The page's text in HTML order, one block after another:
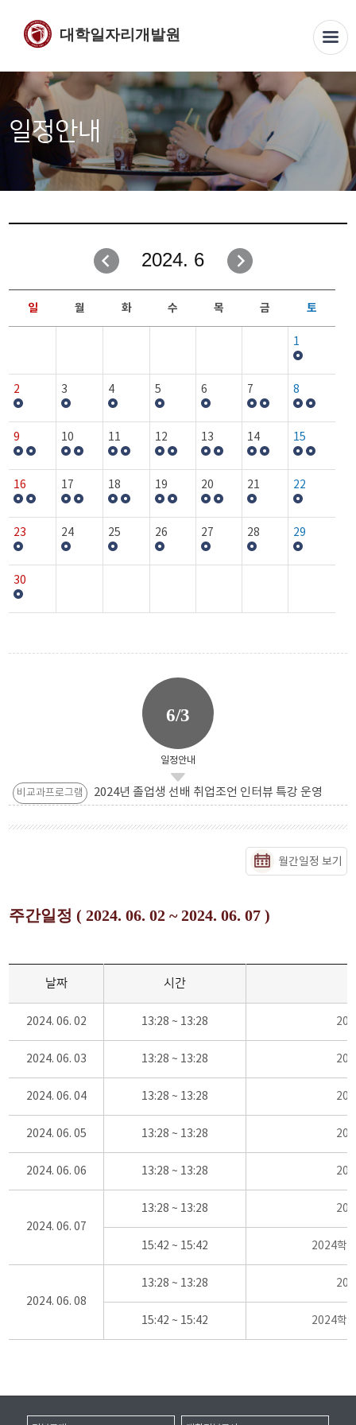
대학일자리개발원
일정안내
2024. 6
일 월 화 수 목 금 토
1
2 3 4 5 6 7 8
9 10 11 12 13 14 15
16 17 18 19 20 21 22
23 24 25 26 27 28 29
30
6/3
일정안내
비교과프로그램 2024년 졸업생 선배 취업조언 인터뷰 특강 운영
월간일정 보기
주간일정 ( 2024. 06. 02 ~ 2024. 06. 07 )
날짜 시간
2024. 06. 02 13:28 ~ 13:28
2024. 06. 03 13:28 ~ 13:28
2024. 06. 04 13:28 ~ 13:28
2024. 06. 05 13:28 ~ 13:28
2024. 06. 06 13:28 ~ 13:28
2024. 06. 07
13:28 ~ 13:28
15:42 ~ 15:42 2024학
2024. 06. 08
13:28 ~ 13:28
15:42 ~ 15:42 2024학